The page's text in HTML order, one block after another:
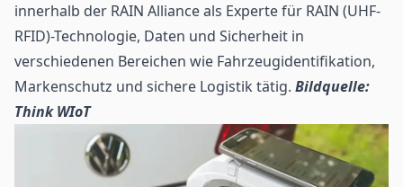
innerhalb der RAIN Alliance als Experte für RAIN (UHF-
RFID)-Technologie, Daten und Sicherheit in
verschiedenen Bereichen wie Fahrzeugidentifikation,
Markenschutz und sichere Logistik tätig. Bildquelle:
Think WIoT